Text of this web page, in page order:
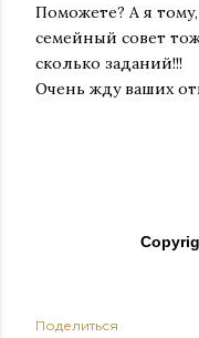
Поможете? А я
семейный совет
сколько заданий!!!
Очень жду ваших
Поделиться